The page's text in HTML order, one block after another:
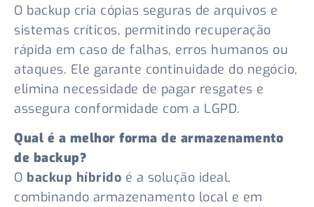
O backup cria cópias seguras de arquivos e
sistemas críticos, permitindo recuperação
rápida em caso de falhas, erros humanos ou
ataques. Ele garante continuidade do negócio,
elimina necessidade de pagar resgates e
assegura conformidade com a LGPD.
Qual é a melhor forma de armazenamento
de backup?
O backup híbrido é a solução ideal,
combinando armazenamento local e em